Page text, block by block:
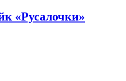
«Русалочки»